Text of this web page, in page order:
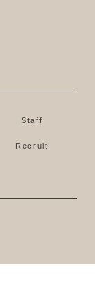
Staff
Recruit